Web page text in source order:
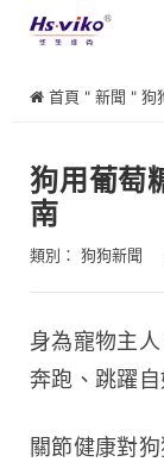
首頁 " 新聞 " 狗
狗用葡萄
南
類別： 狗狗新聞
身為寵物主
奔跑、跳躍
關節健康對